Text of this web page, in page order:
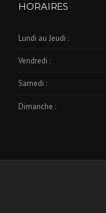
HORAIRES
Lundi au Jeudi :
Vendredi :
Samedi :
Dimanche :